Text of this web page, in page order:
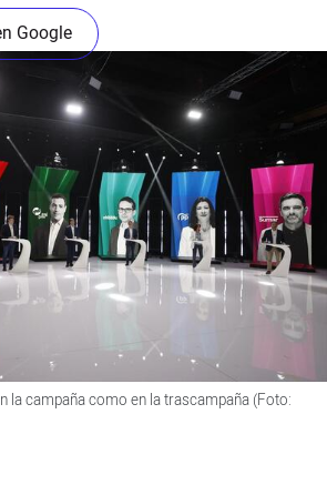
Google
la campaña como en la trascampaña (Foto: